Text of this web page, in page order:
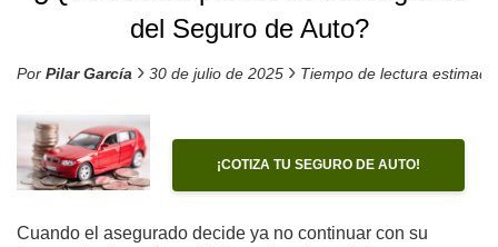
del Seguro de Auto?
Por Pilar García › 30 de julio de 2025 › Tiempo de lectura
¡COTIZA TU SEGURO DE AUTO!
Cuando el asegurado decide ya no continuar con su